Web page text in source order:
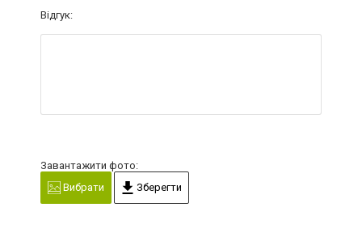
Відгук:
Завантажити фото:
Вибрати
Зберегти